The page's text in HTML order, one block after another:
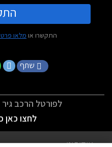
התקשרו או מלאו
שתף
לפורטל הרכב
לחצו כאן
אודותינו